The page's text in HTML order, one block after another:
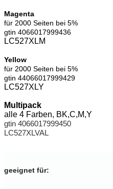
Magenta
für 2000 Seiten bei 5%
gtin 4066017999436
LC527XLM
Yellow
für 2000 Seiten bei 5%
gtin 44066017999429
LC527XLY
Multipack
alle 4 Farben, BK,C,M,Y
gtin 4066017999450
LC527XLVAL
geeignet für: